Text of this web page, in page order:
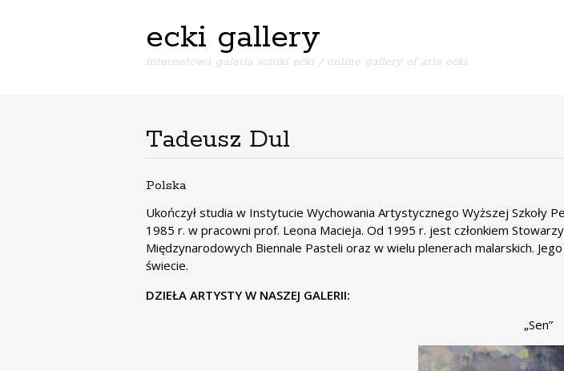
ecki gallery
internetowa galeria sztuki ecki / online gallery of arts ecki
Tadeusz Dul
Polska
Ukończył studia w Instytucie Wychowania Artystycznego Wyższej Szkoły
1985 r. w pracowni prof. Leona Macieja. Od 1995 r. jest członkiem
Międzynarodowych Biennale Pasteli oraz w wielu plenerach malarskich.
świecie.
DZIEŁA ARTYSTY W NASZEJ GALERII:
„Sen”